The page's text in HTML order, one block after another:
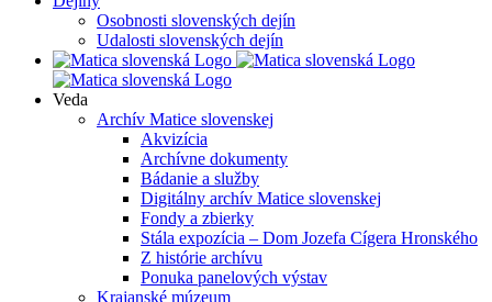
Osobnosti slovenských dejín
Udalosti slovenských dejín
Veda
Archív Matice slovenskej
Akvizícia
Archívne dokumenty
Bádanie a služby
Digitálny archív Matice slovenskej
Fondy a zbierky
Stála expozícia – Dom Jozefa Cígera Hronského
Z histórie archívu
Ponuka panelových výstav
Krajanské múzeum